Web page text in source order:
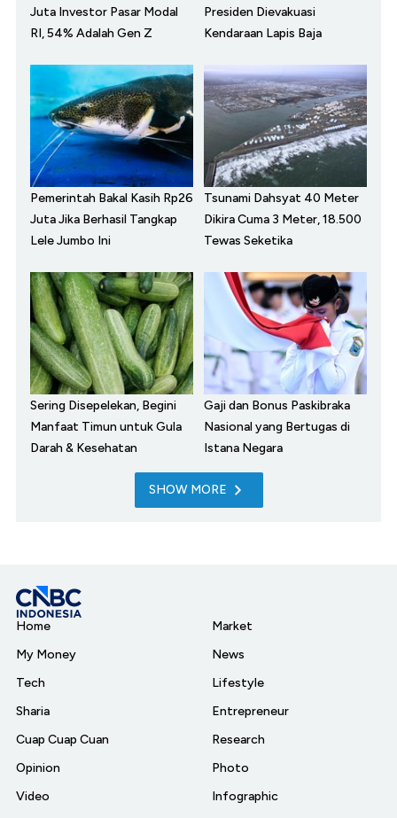
Juta Investor Pasar Modal
RI, 54% Adalah Gen Z
Presiden Dievakuasi
Kendaraan Lapis Baja
Pemerintah Bakal Kasih Rp26
Juta Jika Berhasil Tangkap
Lele Jumbo Ini
Tsunami Dahsyat 40 Meter
Dikira Cuma 3 Meter, 18.500
Tewas Seketika
Sering Disepelekan, Begini
Manfaat Timun untuk Gula
Darah & Kesehatan
Gaji dan Bonus Paskibraka
Nasional yang Bertugas di
Istana Negara
SHOW MORE
Home
My Money
Tech
Sharia
Cuap Cuap Cuan
Opinion
Video
Market
News
Lifestyle
Entrepreneur
Research
Photo
Infographic